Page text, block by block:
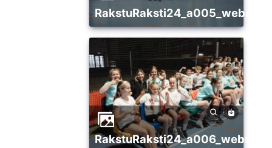
RakstuRaksti24_a005_websize
RakstuRaksti24_a006_websize